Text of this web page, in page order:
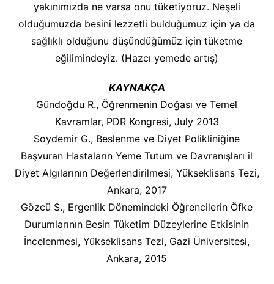
yakınımızda ne varsa onu tüketiyoruz. Neşeli
olduğumuzda besini lezzetli bulduğumuz için ya da
sağlıklı olduğunu düşündüğümüz için tüketme
eğilimindeyiz. (Hazcı yemede artış)
KAYNAKÇA
Gündoğdu R., Öğrenmenin Doğası ve Temel
Kavramlar, PDR Kongresi, July 2013
Soydemir G., Beslenme ve Diyet Polikliniğine
Başvuran Hastaların Yeme Tutum ve Davranışları il
Diyet Algılarının Değerlendirilmesi, Yükseklisans Tezi,
Ankara, 2017
Gözcü S., Ergenlik Dönemindeki Öğrencilerin Öfke
Durumlarının Besin Tüketim Düzeylerine Etkisinin
İncelenmesi, Yükseklisans Tezi, Gazi Üniversitesi,
Ankara, 2015